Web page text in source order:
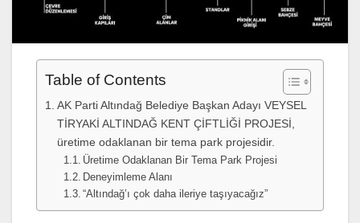
Table of Contents
AK Parti Altındağ Belediye Başkan Adayı VEYSEL
TİRYAKİ ALTINDAĞ KENT ÇİFTLİĞİ PROJESİ,
üretime odaklanan bir tema park projesidir.
Üretime Odaklanan Bir Tema Park Projesi
Deneyimleme Alanı
“Altındağ’ı çok daha ileriye taşıyacağız”